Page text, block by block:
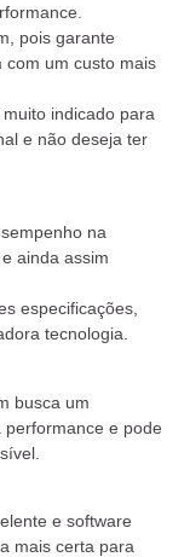
pois garante
com um custo mais
indicado para
e não deseja ter
na
ainda assim
especificações,
tecnologia.
busca um
e pode
e software
mais certa para